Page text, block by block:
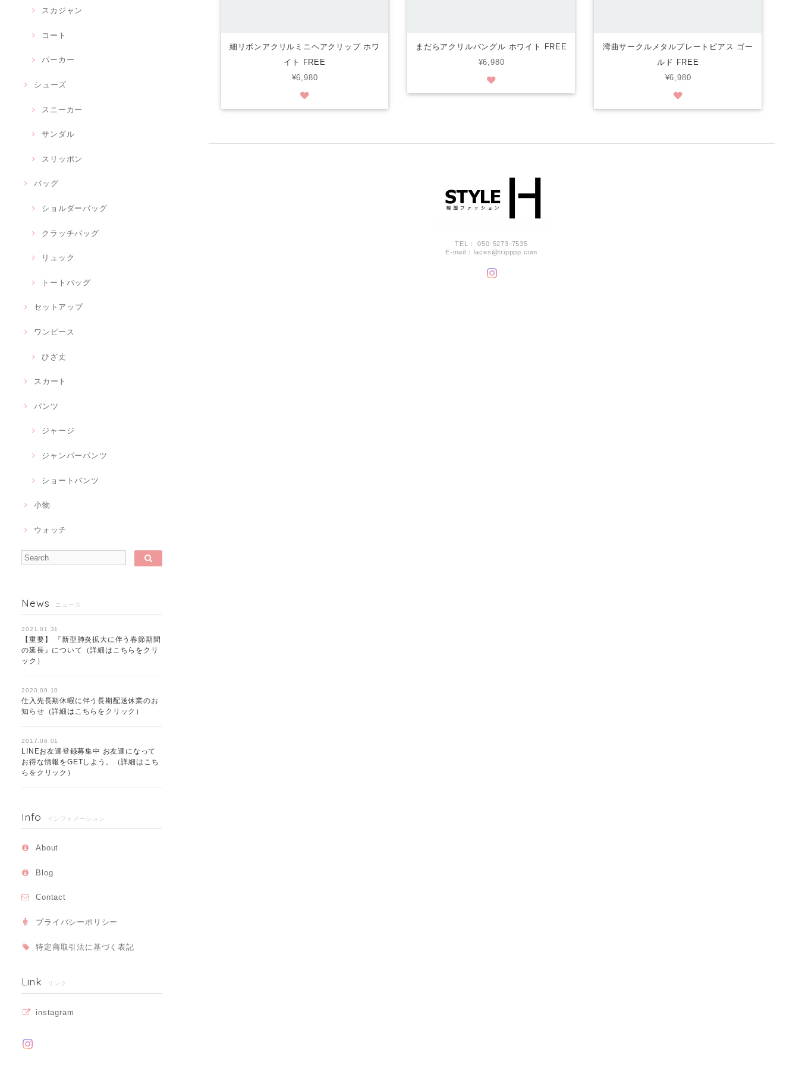
スカジャン
コート
パーカー
シューズ
スニーカー
サンダル
スリッポン
バッグ
ショルダーバッグ
クラッチバッグ
リュック
トートバッグ
セットアップ
ワンピース
ひざ丈
スカート
パンツ
ジャージ
ジャンパーパンツ
ショートパンツ
小物
ウォッチ
News ニュース
2021.01.31
【重要】 『新型肺炎拡大に伴う春節期間
の延長』について（詳細はこちらをクリ
ック）
2020.09.10
仕入先長期休暇に伴う長期配送休業のお
知らせ（詳細はこちらをクリック）
2017.06.01
LINEお友達登録募集中 お友達になって
お得な情報をGETしよう。（詳細はこち
らをクリック）
Info インフォメーション
About
Blog
Contact
プライバシーポリシー
特定商取引法に基づく表記
Link リンク
instagram
細リボンアクリルミニヘアクリップ ホワ
イト FREE
¥6,980
まだらアクリルバングル ホワイト FREE
¥6,980
湾曲サークルメタルプレートピアス ゴー
ルド FREE
¥6,980
TEL： 050-5273-7535
E-mail： faces@tripppp.com